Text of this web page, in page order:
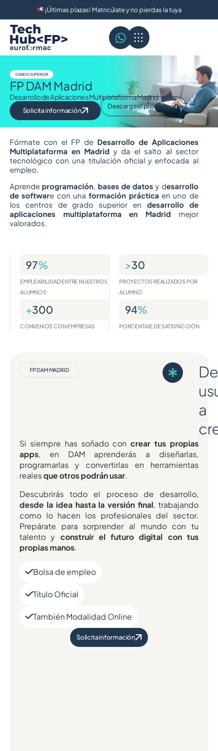
¡Últimas plazas! Matricúlate y no pierdas la tuya
GRADO SUPERIOR
FP DAM Madrid
Desarrollo de Aplicaciones Multiplataforma Madrid
Solicita información
Descarga el programa
Fórmate con el FP de Desarrollo de Aplicaciones
Multiplataforma en Madrid y da el salto al sector
tecnológico con una titulación oficial y enfocada al
empleo.
Aprende programación, bases de datos y desarrollo
de software con una formación práctica en uno de
los centros de grado superior en desarrollo de
aplicaciones multiplataforma en Madridmejor
valorados.
97%
EMPLEABILIDAD ENTRE NUESTROS
ALUMNOS
>30
PROYECTOS REALIZADOS POR
ALUMNO
+300
CONVENIOS CON EMPRESAS
94%
PORCENTAJE DE SATISFACCIÓN
FP DAM MADRID
De
a
Si siempre has soñado concrear tus propias
apps, en DAM aprenderás a diseñarlas,
programarlas y convertirlas en herramientas
realesque otros podrán usar.
Descubrirás todo el proceso de desarrollo,
desde la idea hasta la versión final, trabajando
como lo hacen los profesionales del sector.
Prepárate para sorprender al mundo con tu
talento y construir el futuro digital con tus
propias manos.
Bolsa de empleo
Título Oficial
También Modalidad Online
Solicita información